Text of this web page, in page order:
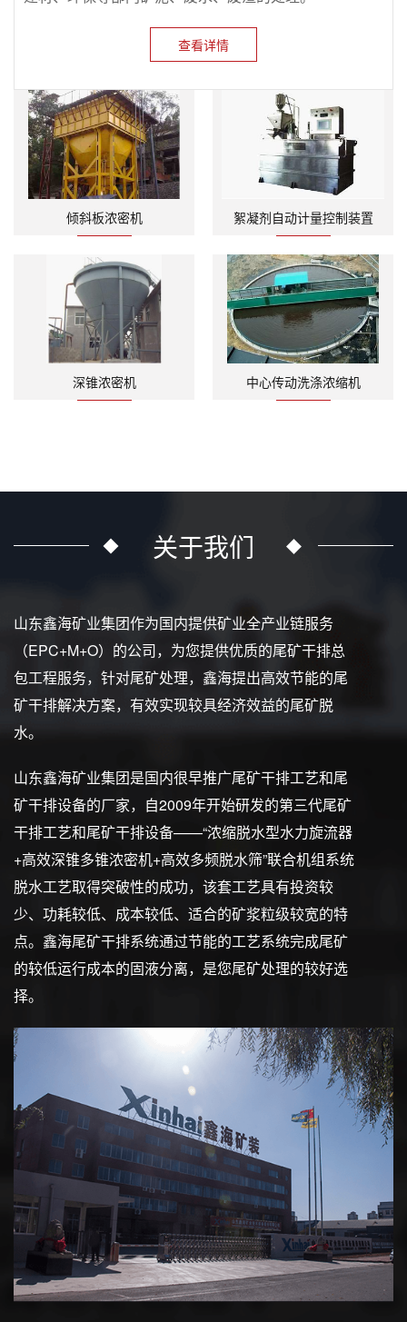
查看详情
倾斜板浓密机
深锥浓密机
絮凝剂自动计量控制装置
中心传动洗涤浓缩机
关于我们
山东鑫海矿业集团作为国内提供矿业全产业链服务
（EPC+M+O）的公司，为您提供优质的尾矿干排总
包工程服务，针对尾矿处理，鑫海提出高效节能的尾
矿干排解决方案，有效实现较具经济效益的尾矿脱
水。
山东鑫海矿业集团是国内很早推广尾矿干排工艺和尾
矿干排设备的厂家，自2009年开始研发的第三代尾矿
干排工艺和尾矿干排设备——“浓缩脱水型水力旋流器
+高效深锥多锥浓密机+高效多频脱水筛”联合机组系统
脱水工艺取得突破性的成功，该套工艺具有投资较
少、功耗较低、成本较低、适合的矿浆粒级较宽的特
点。鑫海尾矿干排系统通过节能的工艺系统完成尾矿
的较低运行成本的固液分离，是您尾矿处理的较好选
择。